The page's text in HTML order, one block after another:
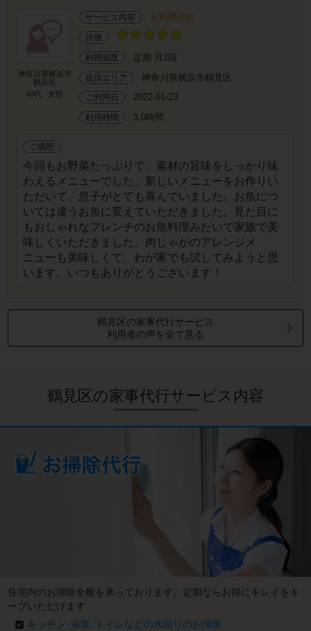
神奈川県横浜市
鶴見区
40代
女性
サービス内容 お料理代行
評価
利用頻度 定期 月2回
提供エリア 神奈川県横浜市鶴見区
ご利用日 2022-01-23
利用時間 3.0時間
ご感想
今回もお野菜たっぷりで、素材の旨味をしっかり味
わえるメニューでした。新しいメニューをお作りい
ただいて、息子がとても喜んでいました。お魚につ
いては違うお魚に変えていただきました。見た目に
もおしゃれなフレンチのお魚料理みたいで家族で美
味しくいただきました。肉じゃがのアレンジメ
ニューも美味しくて、わが家でも試してみようと思
います。いつもありがとうございます！
鶴見区の家事代行サービス
利用者の声を全て見る
鶴見区の家事代行サービス内容
住宅内のお掃除全般を承っております。定期ならお得にキレイをキ
ープいただけます
キッチン･浴室･トイレなどの水回りのお掃除